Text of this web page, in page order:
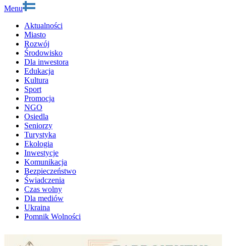
Menu
Aktualności
Miasto
Rozwój
Środowisko
Dla inwestora
Edukacja
Kultura
Sport
Promocja
NGO
Osiedla
Seniorzy
Turystyka
Ekologia
Inwestycje
Komunikacja
Bezpieczeństwo
Świadczenia
Czas wolny
Dla mediów
Ukraina
Pomnik Wolności